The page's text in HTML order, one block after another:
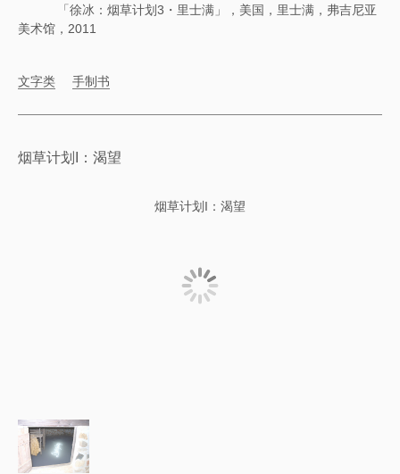
「徐冰：烟草计划3・里士满」，美国，里士满，弗吉尼亚
美术馆，2011
文字类 手制书
烟草计划I：渴望
烟草计划I：渴望